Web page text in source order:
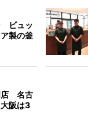
ビュッ
製の釜
店 名古
阪は3